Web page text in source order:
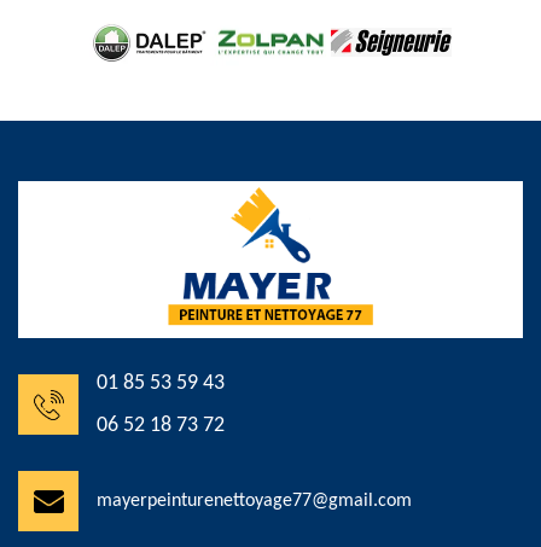
01 85 53 59 43
06 52 18 73 72
mayerpeinturenettoyage77@gmail.com